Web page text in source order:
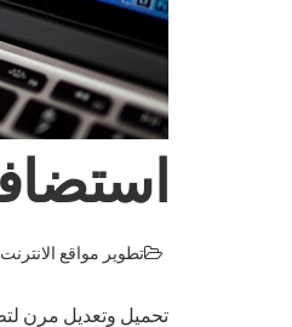
تطوير مواقع الانترنت
تحميل وتعديل مرن